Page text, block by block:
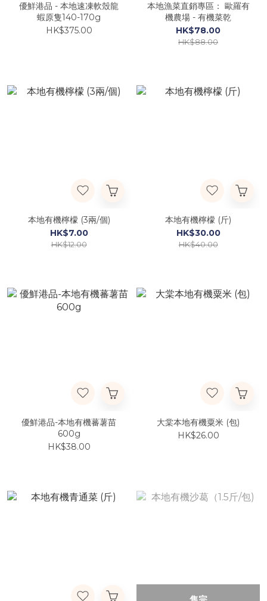
優鮮港品 - 本地速凍軟殼龍
蝦原隻140-170g
HK$375.00
本地漁菜直銷專區： 歐羅有
機農場 - 有機菜乾
HK$78.00
HK$88.00
本地有機檸檬 (3兩/個)
HK$7.00
HK$12.00
本地有機檸檬 (斤)
HK$30.00
HK$40.00
優鮮港品-本地有機蕃薯苗
600g
HK$38.00
大棠本地有機粟米 (包)
HK$26.00